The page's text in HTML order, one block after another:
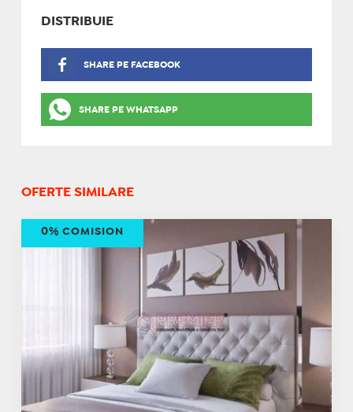
DISTRIBUIE
SHARE PE FACEBOOK
SHARE PE WHATSAPP
OFERTE SIMILARE
0% COMISION